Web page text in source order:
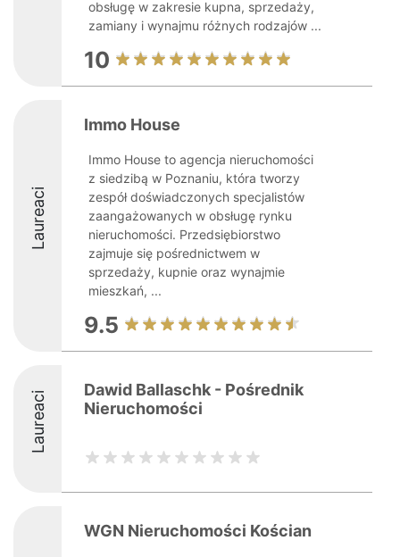
obsługę w zakresie kupna, sprzedaży,
zamiany i wynajmu różnych rodzajów ...
10
Laureaci
Immo House
Immo House to agencja nieruchomości
z siedzibą w Poznaniu, która tworzy
zespół doświadczonych specjalistów
zaangażowanych w obsługę rynku
nieruchomości. Przedsiębiorstwo
zajmuje się pośrednictwem w
sprzedaży, kupnie oraz wynajmie
mieszkań, ...
9.5
Laureaci
Dawid Ballaschk - Pośrednik
Nieruchomości
WGN Nieruchomości Kościan